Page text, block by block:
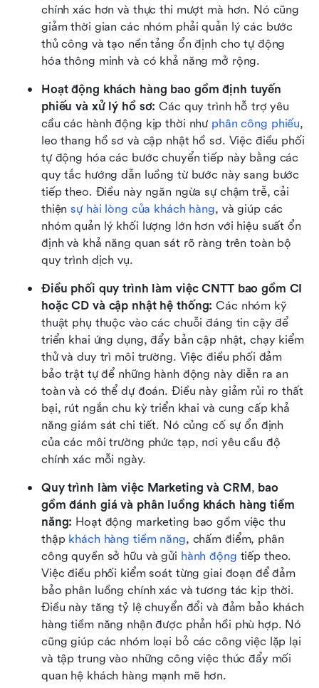
chính xác hơn và thực thi mượt mà hơn. Nó cũng
giảm thời gian các nhóm phải quản lý các bước
thủ công và tạo nền tảng ổn định cho tự động
hóa thông minh và có khả năng mở rộng.
Hoạt động khách hàng bao gồm định tuyến
phiếu và xử lý hồ sơ: Các quy trình hỗ trợ yêu
cầu các hành động kịp thời như phân công phiếu,
leo thang hồ sơ và cập nhật hồ sơ. Việc điều phối
tự động hóa các bước chuyển tiếp này bằng các
quy tắc hướng dẫn luồng từ bước này sang bước
tiếp theo. Điều này ngăn ngừa sự chậm trễ, cải
thiện sự hài lòng của khách hàng, và giúp các
nhóm quản lý khối lượng lớn hơn với hiệu suất ổn
định và khả năng quan sát rõ ràng trên toàn bộ
quy trình dịch vụ.
Điều phối quy trình làm việc CNTT bao gồm CI
hoặc CD và cập nhật hệ thống: Các nhóm kỹ
thuật phụ thuộc vào các chuỗi đáng tin cậy để
triển khai ứng dụng, đẩy bản cập nhật, chạy kiểm
thử và duy trì môi trường. Việc điều phối đảm
bảo trật tự để những hành động này diễn ra an
toàn và có thể dự đoán. Điều này giảm rủi ro thất
bại, rút ngắn chu kỳ triển khai và cung cấp khả
năng giám sát chi tiết. Nó củng cố sự ổn định
của các môi trường phức tạp, nơi yêu cầu độ
chính xác mỗi ngày.
Quy trình làm việc Marketing và CRM, bao
gồm đánh giá và phân luồng khách hàng tiềm
năng: Hoạt động marketing bao gồm việc thu
thập khách hàng tiềm năng, chấm điểm, phân
công quyền sở hữu và gửi hành động tiếp theo.
Việc điều phối kiểm soát từng giai đoạn để đảm
bảo phân luồng chính xác và tương tác kịp thời.
Điều này tăng tỷ lệ chuyển đổi và đảm bảo khách
hàng tiềm năng nhận được phản hồi phù hợp. Nó
cũng giúp các nhóm loại bỏ các công việc lặp lại
và tập trung vào những công việc thúc đẩy mối
quan hệ khách hàng mạnh mẽ hơn.